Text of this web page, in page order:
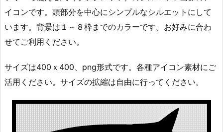
イコンです。頭部分を中心にシンプルなシルエットにして
います。背景は１～８枠までのカラーです。お好みに合わ
せてご利用ください。
サイズは400ｘ400、png形式です。各種アイコン素材にご
活用ください。サイズの拡縮は自由に行ってください。